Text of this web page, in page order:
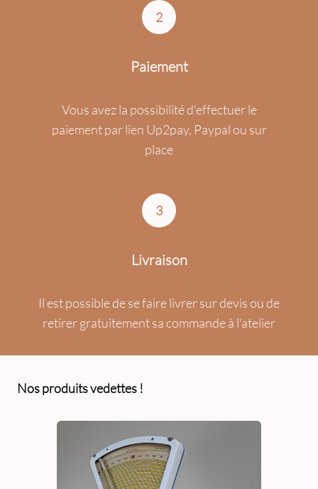
2
Paiement
Vous avez la possibilité d'effectuer le
paiement par lien Up2pay, Paypal ou sur
place
3
Livraison
Il est possible de se faire livrer sur devis ou de
retirer gratuitement sa commande à l'atelier
Nos produits vedettes !